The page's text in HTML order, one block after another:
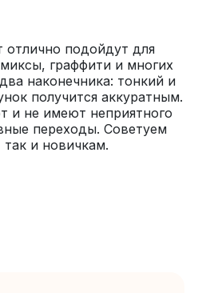
отлично подойдут для
граффити и многих
наконечника: тонкий и
получится аккуратным.
и не имеют неприятного
переходы. Советуем
и новичкам.